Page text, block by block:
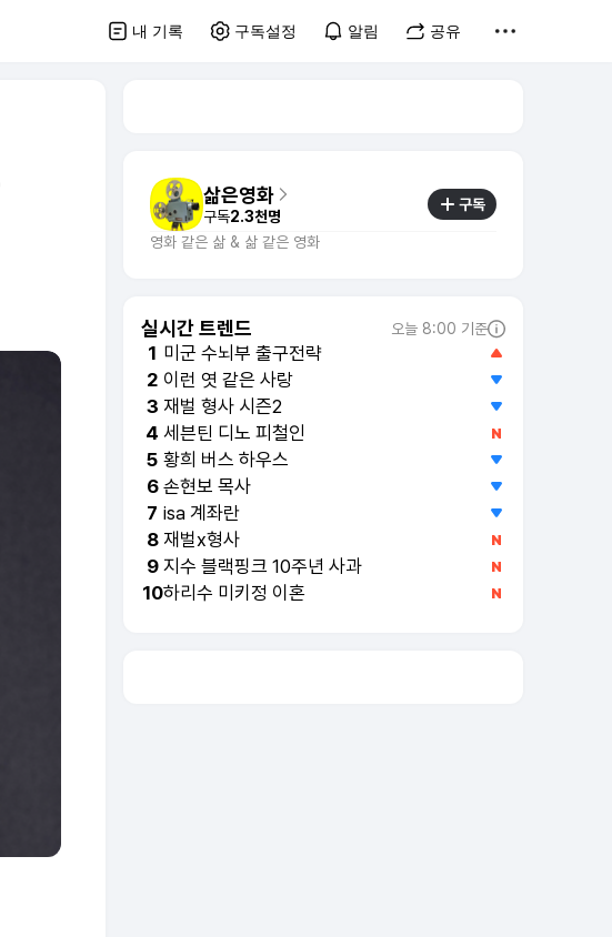
내 기록 구독설정 알림 공유
삶은영화
구독2.3천명
구독
영화 같은 삶 & 삶 같은 영화
실시간 트렌드 오늘 8:00 기준
1 미군 수뇌부 출구전략
2 이런 엿 같은 사랑
3 재벌 형사 시즌2
4 세븐틴 디노 피철인
5 황희 버스 하우스
6 손현보 목사
7 isa 계좌란
8 재벌x형사
9 지수 블랙핑크 10주년 사과
10하리수 미키정 이혼